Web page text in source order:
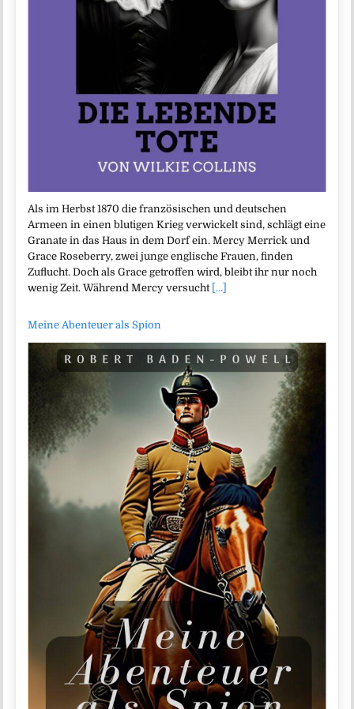
Als im Herbst 1870 die französischen und deutschen
Armeen in einen blutigen Krieg verwickelt sind, schlägt eine
Granate in das Haus in dem Dorf ein. Mercy Merrick und
Grace Roseberry, zwei junge englische Frauen, finden
Zuflucht. Doch als Grace getroffen wird, bleibt ihr nur noch
wenig Zeit. Während Mercy versucht [...]
Meine Abenteuer als Spion